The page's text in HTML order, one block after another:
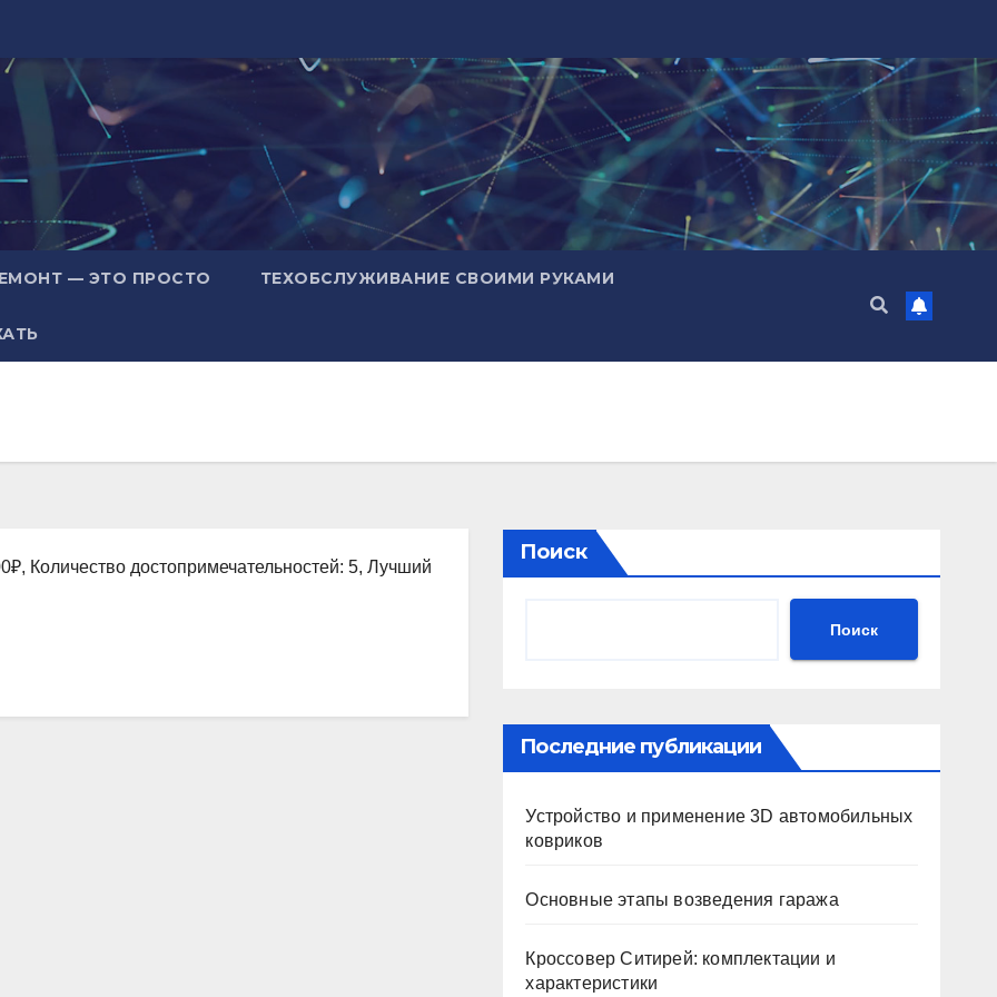
— ЭТО ПРОСТО ТЕХОБСЛУЖИВАНИЕ СВОИМИ РУКАМИ
Количество достопримечательностей: 5, Лучший
Поиск
Поиск
Последние публикации
Устройство и применение 3D автомобильных
ковриков
Основные этапы возведения гаража
Кроссовер Ситирей: комплектации и
характеристики